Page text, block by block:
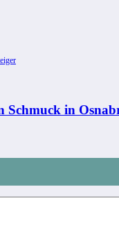
Schmuck in